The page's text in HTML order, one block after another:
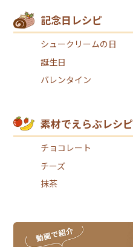
記念日レシピ
シュークリームの日
誕生日
バレンタイン
素材でえらぶレシピ
チョコレート
チーズ
抹茶